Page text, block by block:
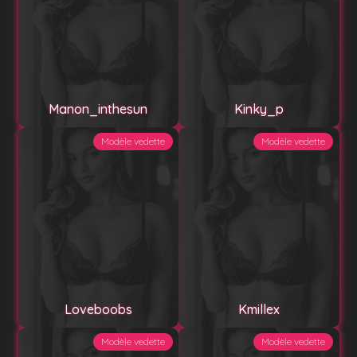
Manon_inthesun Kinky_p
Modèle vedette
Loveboobs
Modèle vedette
Kmillex
Modèle vedette Modèle vedette